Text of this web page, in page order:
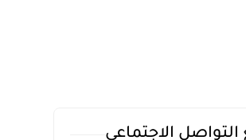
التواصل الاجتماعي